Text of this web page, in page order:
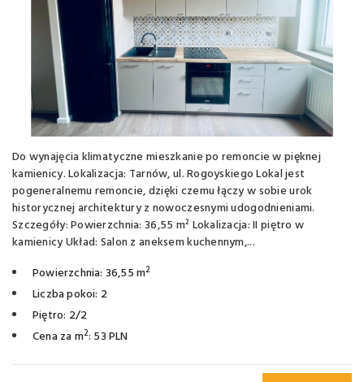
Do wynajęcia klimatyczne mieszkanie po remoncie w pięknej
kamienicy. Lokalizacja: Tarnów, ul. Rogoyskiego Lokal jest
pogeneralnemu remoncie, dzięki czemu łączy w sobie urok
historycznej architektury z nowoczesnymi udogodnieniami.
Szczegóły: Powierzchnia: 36,55 m² Lokalizacja: II piętro w
kamienicy Układ: Salon z aneksem kuchennym,...
Powierzchnia: 36,55 m2
Liczba pokoi: 2
Piętro: 2/2
Cena za m2: 53 PLN